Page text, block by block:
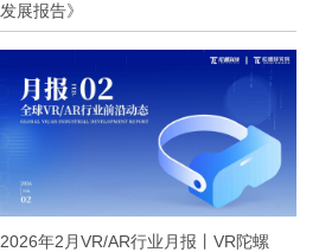
发展报告》
2026年2月VR/AR行业月报丨VR陀螺